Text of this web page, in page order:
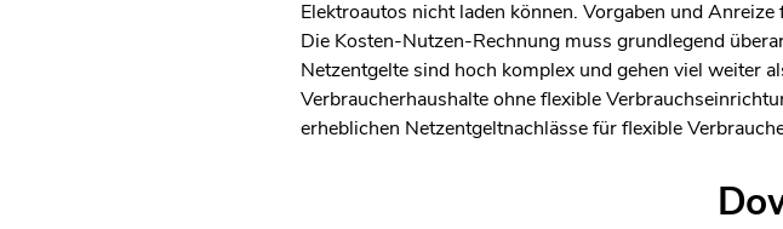
Elektroautos nicht laden können. Vorgaben und
Die Kosten-Nutzen-Rechnung muss grundlegend
Netzentgelte sind hoch komplex und gehen viel weiter
Verbraucherhaushalte ohne flexible
erheblichen Netzentgeltnachlässe für flexible